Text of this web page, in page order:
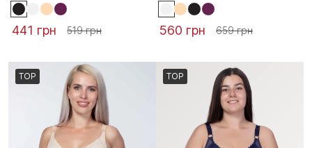
441 грн 519 грн 560 грн 659 грн
TOP TOP